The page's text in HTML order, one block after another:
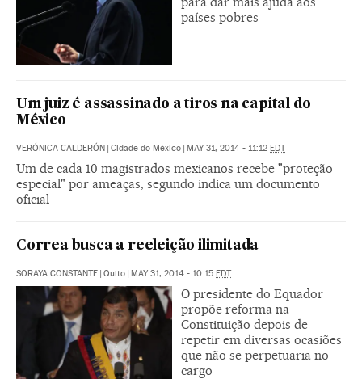
países pobres
Um juiz é assassinado a tiros na capital do
México
VERÓNICA CALDERÓN | Cidade do México | MAY 31, 2014 - 11:12 EDT
Um de cada 10 magistrados mexicanos recebe "proteção
especial" por ameaças, segundo indica um documento
oficial
Correa busca a reeleição ilimitada
SORAYA CONSTANTE | Quito | MAY 31, 2014 - 10:15 EDT
O presidente do Equador
propõe reforma na
Constituição depois de
repetir em diversas ocasiões
que não se perpetuaria no
cargo